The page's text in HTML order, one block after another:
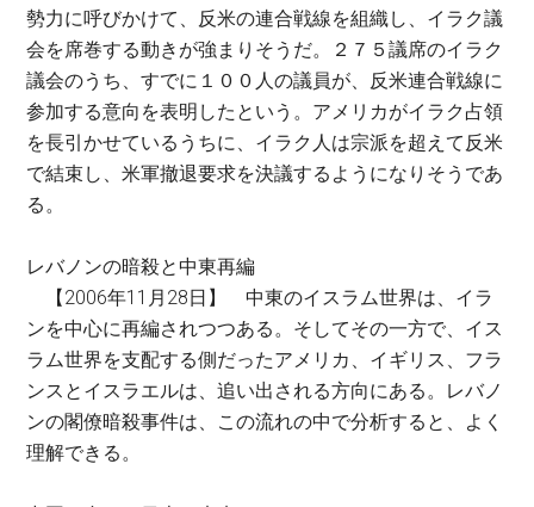
勢力に呼びかけて、反米の連合戦線を組織し、イラク議
会を席巻する動きが強まりそうだ。２７５議席のイラク
議会のうち、すでに１００人の議員が、反米連合戦線に
参加する意向を表明したという。アメリカがイラク占領
を長引かせているうちに、イラク人は宗派を超えて反米
で結束し、米軍撤退要求を決議するようになりそうであ
る。
レバノンの暗殺と中東再編
【2006年11月28日】 中東のイスラム世界は、イラ
ンを中心に再編されつつある。そしてその一方で、イス
ラム世界を支配する側だったアメリカ、イギリス、フラ
ンスとイスラエルは、追い出される方向にある。レバノ
ンの閣僚暗殺事件は、この流れの中で分析すると、よく
理解できる。